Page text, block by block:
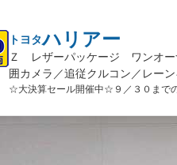
トヨタハリアー
Ｚ レザーパッケージ ワンオー
囲カメラ／追従クルコン／レー
☆大決算セール開催中☆９／３０